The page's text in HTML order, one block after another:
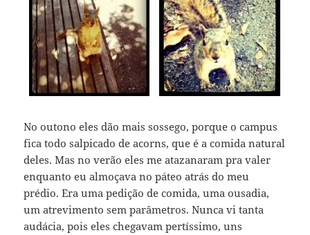
No outono eles dão mais sossego, porque o campus
fica todo salpicado de acorns, que é a comida natural
deles. Mas no verão eles me atazanaram pra valer
enquanto eu almoçava no páteo atrás do meu
prédio. Era uma pedição de comida, uma ousadia,
um atrevimento sem parâmetros. Nunca vi tanta
audácia, pois eles chegavam pertíssimo, uns